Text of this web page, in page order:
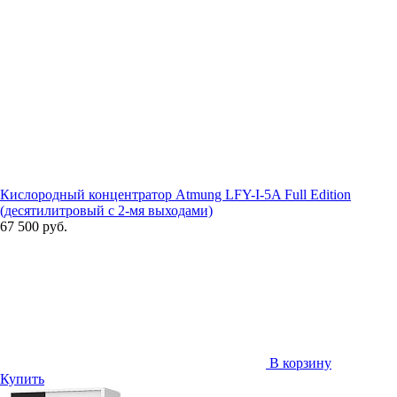
Кислородный концентратор Atmung LFY-I-5A Full Edition
(десятилитровый с 2-мя выходами)
67 500 руб.
В корзину
Купить